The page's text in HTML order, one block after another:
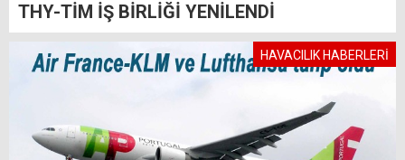
THY-TİM İŞ BİRLİĞİ YENİLENDİ
HAVACILIK HABERLERİ